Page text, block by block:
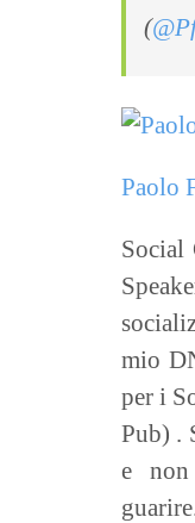
(
Paolo
Social
mio
per i
Pub) .
e